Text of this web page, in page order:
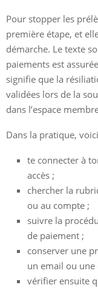
Pour stopper les
première étape, et
démarche. Le texte
paiements est
signifie que la
validées lors de la
dans l’espace
Dans la pratique,
te connecter à
accès ;
chercher la
ou au compte ;
suivre la
de paiement ;
conserver une
un email ou
vérifier ensuite